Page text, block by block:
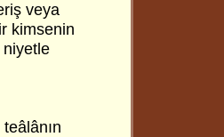
veya
kimsenin
niyetle